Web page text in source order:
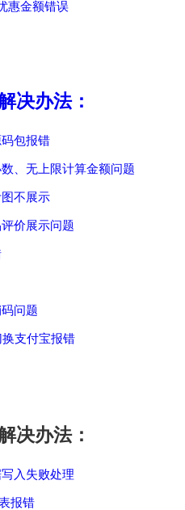
惠金额错误
决办法：
包报错
、无上限计算金额问题
不展示
价展示问题
问题
支付宝报错
决办法：
入失败处理
报错